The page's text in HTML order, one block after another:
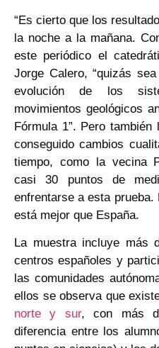
“Es cierto que los
la noche a la mañana.
este periódico el
Jorge Calero, “quizás
evolución de los
movimientos geológicos
Fórmula 1”. Pero
conseguido cambios
tiempo, como la vecina
casi 30 puntos de
enfrentarse a esta
está mejor que España.
La muestra incluye más
centros españoles y
las comunidades
ellos se observa que
norte y sur, con más
diferencia entre los